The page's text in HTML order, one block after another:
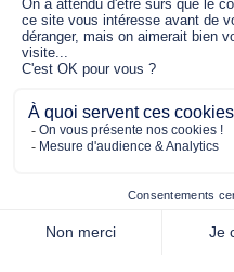
Le fonds de dotation MGC
jouer un rôle dans la
pour tous.
2/4 place de l’Abbé G.
75637 PARIS CEDEX 13
01 40 78 06 56
Nous contacter
Qui sommes-nous ?